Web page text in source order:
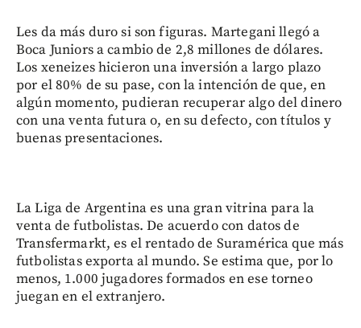
Les da más duro si son figuras. Martegani llegó a
Boca Juniors a cambio de 2,8 millones de dólares.
Los xeneizes hicieron una inversión a largo plazo
por el 80% de su pase, con la intención de que, en
algún momento, pudieran recuperar algo del dinero
con una venta futura o, en su defecto, con títulos y
buenas presentaciones.
La Liga de Argentina es una gran vitrina para la
venta de futbolistas. De acuerdo con datos de
Transfermarkt, es el rentado de Suramérica que más
futbolistas exporta al mundo. Se estima que, por lo
menos, 1.000 jugadores formados en ese torneo
juegan en el extranjero.